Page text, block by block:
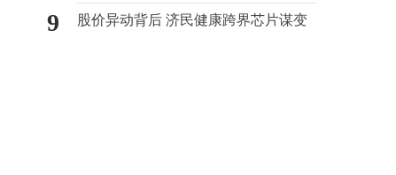
9 股价异动背后 济民健康跨界芯片谋变